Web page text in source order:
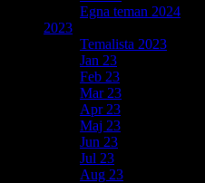
Egna teman 2024
2023
Temalista 2023
Jan 23
Feb 23
Mar 23
Apr 23
Maj 23
Jun 23
Jul 23
Aug 23